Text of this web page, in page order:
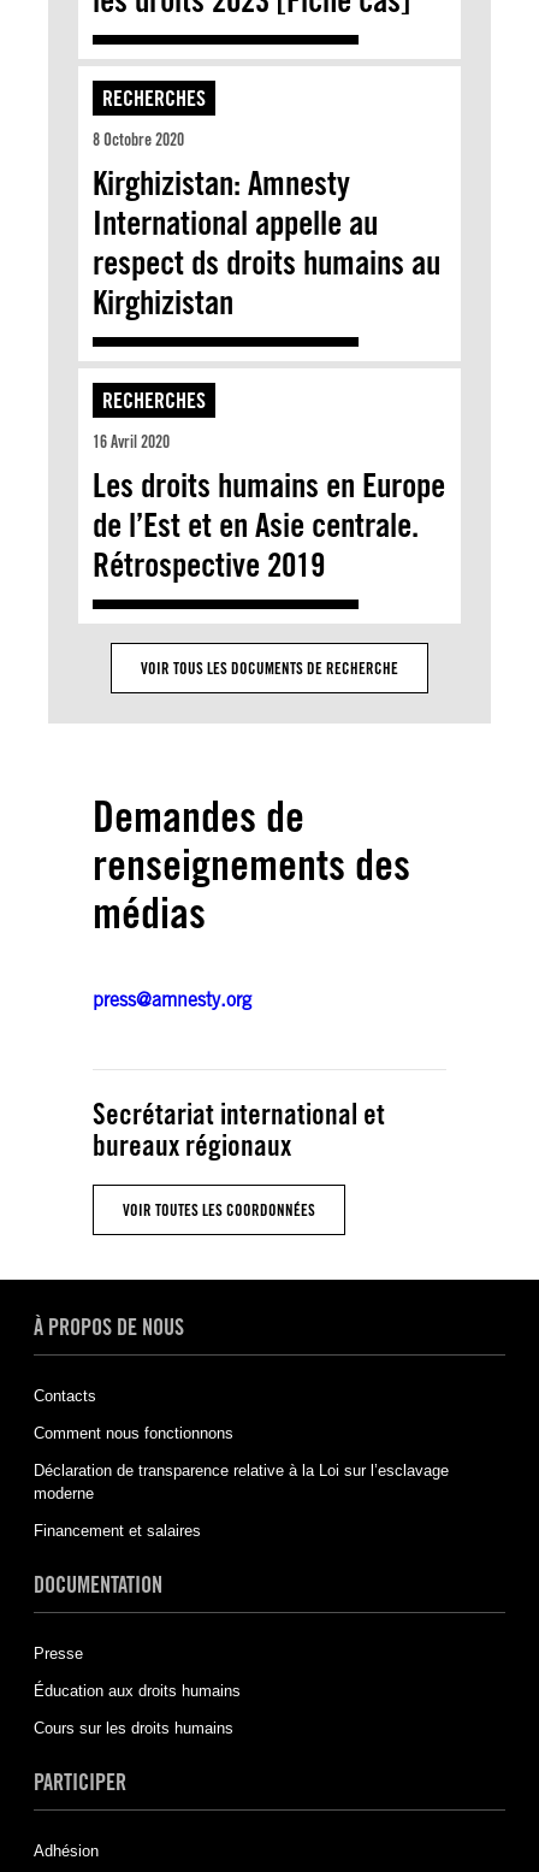
RECHERCHES
8 Octobre 2020
Kirghizistan: Amnesty
International appelle au
respect ds droits humains au
Kirghizistan
RECHERCHES
16 Avril 2020
Les droits humains en Europe
de l’Est et en Asie centrale.
Rétrospective 2019
VOIR TOUS LES DOCUMENTS DE RECHERCHE
Demandes de
renseignements des
médias
press@amnesty.org
Secrétariat international et
bureaux régionaux
VOIR TOUTES LES COORDONNÉES
À PROPOS DE NOUS
Contacts
Comment nous fonctionnons
Déclaration de transparence relative à la Loi sur l’esclavage
moderne
Financement et salaires
DOCUMENTATION
Presse
Éducation aux droits humains
Cours sur les droits humains
PARTICIPER
Adhésion